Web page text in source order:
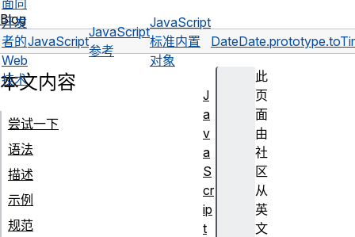
Blog
开发
者的
Web
技术
JavaScript
JavaScript
参考
JavaScript
标准内置
对象
Date
此
页
面
由
社
区
从
英
文
本文内容
尝试一下
语法
描述
示例
规范
J
a
v
a
S
cr
ip
t